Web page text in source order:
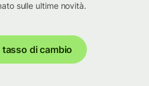
sulle ultime novità.
tasso di cambio